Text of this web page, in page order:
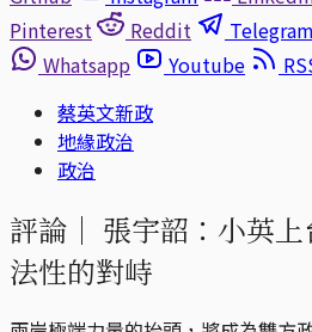
Pinterest
Reddit Telegram
Whatsapp
Youtube
蔡英文新政
地緣政治
政治
評論｜ 張宇韶：小英
法性的對峙